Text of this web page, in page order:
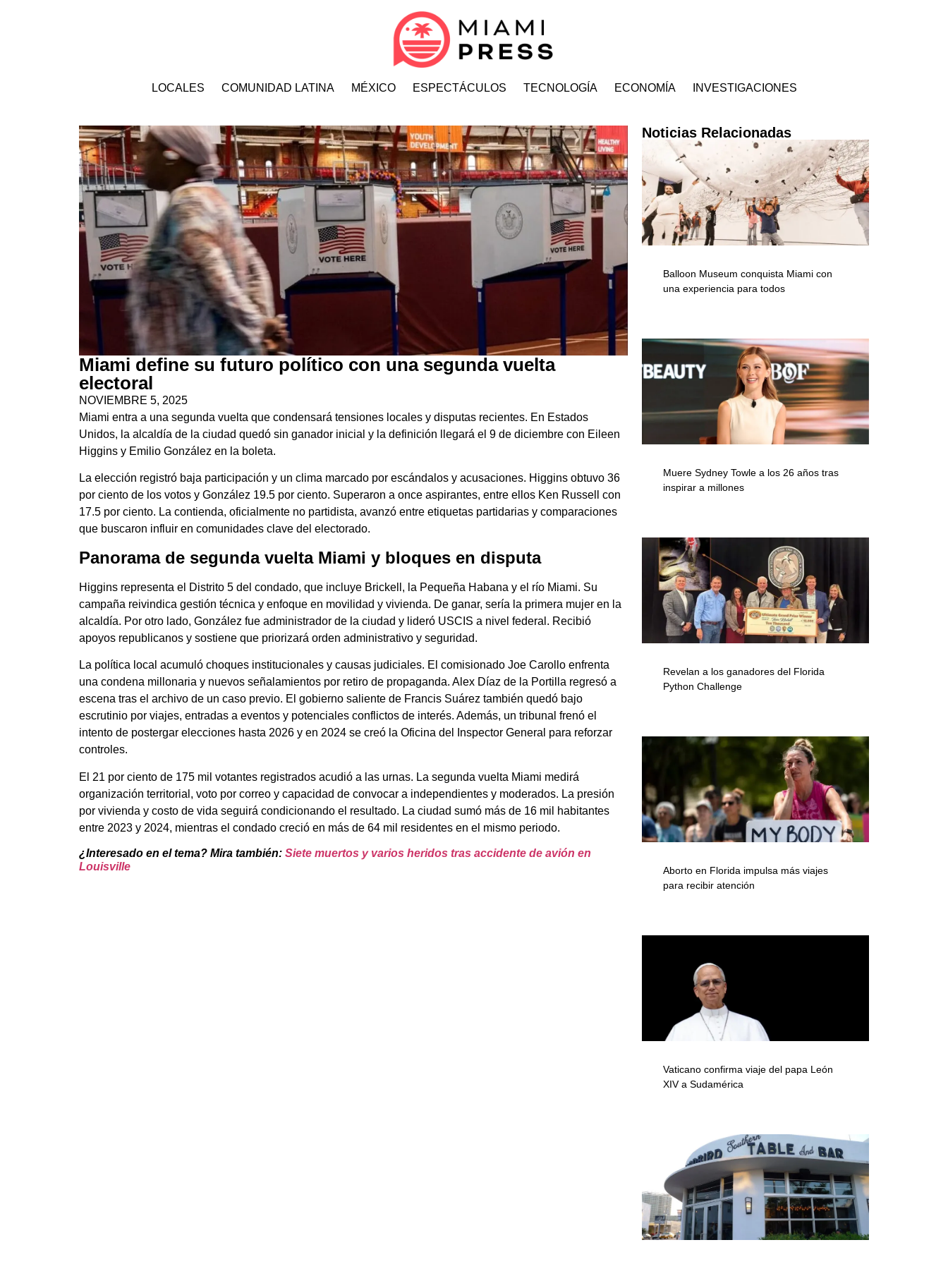
LOCALES COMUNIDAD LATINA MÉXICO ESPECTÁCULOS TECNOLOGÍA ECONOMÍA INVESTIGACIONES
Miami define su futuro político con una segunda vuelta
electoral
NOVIEMBRE 5, 2025
Miami entra a una segunda vuelta que condensará tensiones locales y disputas recientes. En Estados
Unidos, la alcaldía de la ciudad quedó sin ganador inicial y la definición llegará el 9 de diciembre con Eileen
Higgins y Emilio González en la boleta.
La elección registró baja participación y un clima marcado por escándalos y acusaciones. Higgins obtuvo 36
por ciento de los votos y González 19.5 por ciento. Superaron a once aspirantes, entre ellos Ken Russell con
17.5 por ciento. La contienda, oficialmente no partidista, avanzó entre etiquetas partidarias y comparaciones
que buscaron influir en comunidades clave del electorado.
Panorama de segunda vuelta Miami y bloques en disputa
Higgins representa el Distrito 5 del condado, que incluye Brickell, la Pequeña Habana y el río Miami. Su
campaña reivindica gestión técnica y enfoque en movilidad y vivienda. De ganar, sería la primera mujer en la
alcaldía. Por otro lado, González fue administrador de la ciudad y lideró USCIS a nivel federal. Recibió
apoyos republicanos y sostiene que priorizará orden administrativo y seguridad.
La política local acumuló choques institucionales y causas judiciales. El comisionado Joe Carollo enfrenta
una condena millonaria y nuevos señalamientos por retiro de propaganda. Alex Díaz de la Portilla regresó a
escena tras el archivo de un caso previo. El gobierno saliente de Francis Suárez también quedó bajo
escrutinio por viajes, entradas a eventos y potenciales conflictos de interés. Además, un tribunal frenó el
intento de postergar elecciones hasta 2026 y en 2024 se creó la Oficina del Inspector General para reforzar
controles.
El 21 por ciento de 175 mil votantes registrados acudió a las urnas. La segunda vuelta Miami medirá
organización territorial, voto por correo y capacidad de convocar a independientes y moderados. La presión
por vivienda y costo de vida seguirá condicionando el resultado. La ciudad sumó más de 16 mil habitantes
entre 2023 y 2024, mientras el condado creció en más de 64 mil residentes en el mismo periodo.
¿Interesado en el tema? Mira también: Siete muertos y varios heridos tras accidente de avión en
Louisville
Noticias Relacionadas
Balloon Museum conquista Miami con
una experiencia para todos
Muere Sydney Towle a los 26 años tras
inspirar a millones
Revelan a los ganadores del Florida
Python Challenge
Aborto en Florida impulsa más viajes
para recibir atención
Vaticano confirma viaje del papa León
XIV a Sudamérica